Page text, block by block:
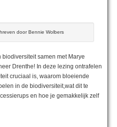
door Bennie Wolbers
samen met Marye
Drenthe! In deze lezing ontrafelen
cruciaal is, waarom bloeiende
in de biodiversiteit,wat dit te
en hoe je gemakkelijk zelf